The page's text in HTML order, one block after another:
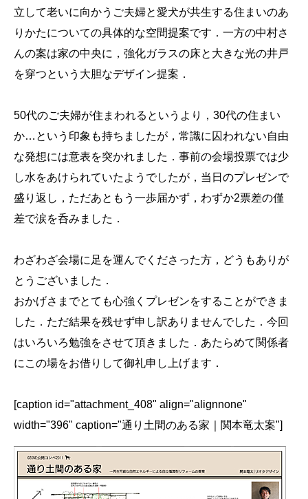
立して老いに向かうご夫婦と愛犬が共生する住まいのあ
りかたについての具体的な空間提案です．一方の中村さ
んの案は家の中央に，強化ガラスの床と大きな光の井戸
を穿つという大胆なデザイン提案．
50代のご夫婦が住まわれるというより，30代の住まい
か…という印象も持ちましたが，常識に囚われない自由
な発想には意表を突かれました．事前の会場投票では少
し水をあけられていたようでしたが，当日のプレゼンで
盛り返し，ただあともう一歩届かず，わずか2票差の僅
差で涙を呑みました．
わざわざ会場に足を運んでくださった方，どうもありが
とうございました．
おかげさまでとても心強くプレゼンをすることができま
した．ただ結果を残せず申し訳ありませんでした．今回
はいろいろ勉強をさせて頂きました．あたらめて関係者
にこの場をお借りして御礼申し上げます．
[caption id="attachment_408" align="alignnone"
width="396" caption="通り土間のある家｜関本竜太案"]